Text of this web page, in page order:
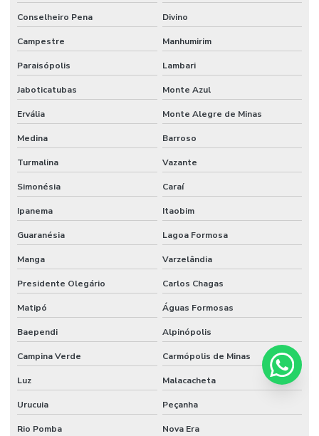
Conselheiro Pena Divino
Campestre Manhumirim
Paraisópolis Lambari
Jaboticatubas Monte Azul
Ervália Monte Alegre de Minas
Medina Barroso
Turmalina Vazante
Simonésia Caraí
Ipanema Itaobim
Guaranésia Lagoa Formosa
Manga Varzelândia
Presidente Olegário Carlos Chagas
Matipó Águas Formosas
Baependi Alpinópolis
Campina Verde Carmópolis de Minas
Luz Malacacheta
Urucuia Peçanha
Rio Pomba Nova Era